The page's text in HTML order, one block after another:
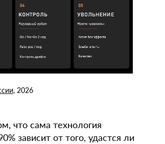
, 2026
что сама технология
зависит от того, удастся ли